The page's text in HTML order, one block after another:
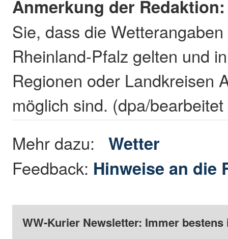
Anmerkung der Redaktion:
Sie, dass die
Rheinland-Pfalz gelten und
Regionen oder Landkreisen
möglich sind. (dpa/
Mehr dazu:Wetter
Feedback: Hinweise an die
WW-Kurier Newsletter: Immer